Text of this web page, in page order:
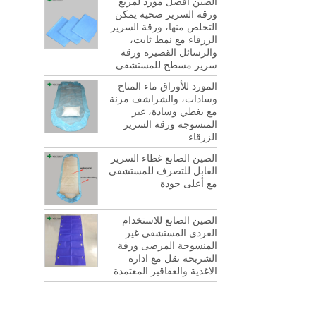
ورقة السرير صحية يمكن
التخلص منها، ورقة السرير
الزرقاء مع نمط ثابت،
والرسائل القصيرة ورقة
سرير مسطح للمستشفى
المورد للأوراق ماء المتاح
وسادات، والشراشف مرنة
مع يغطي وسادة، غير
المنسوجة ورقة السرير
الزرقاء
الصين الصانع غطاء السرير
القابل للتصرف للمستشفى
مع أعلى جودة
الصين الصانع للاستخدام
الفردي المستشفى غير
المنسوجة المرضى ورقة
الشريحة نقل مع ادارة
الاغذية والعقاقير المعتمدة